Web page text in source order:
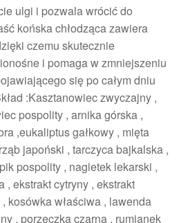
ulgi i pozwala wrócić do
końska chłodząca zawiera
czemu skutecznie
i pomaga w zmniejszeniu
się po całym dniu
:Kasztanowiec zwyczajny ,
pospolity , arnika górska ,
,eukaliptus gałkowy , mięta
japoński , tarczyca bajkalska ,
pospolity , nagietek lekarski ,
, ekstrakt cytryny , ekstrakt
kosówka właściwa , lawenda
, porzeczka czarna , rumianek